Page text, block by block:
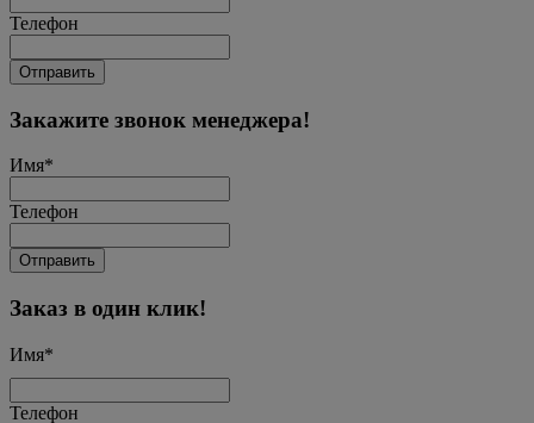
Телефон
Отправить
Закажите звонок менеджера!
Имя*
Телефон
Отправить
Заказ в один клик!
Имя*
Телефон